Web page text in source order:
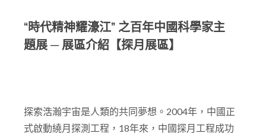
“時代精神耀濠江” 之百年中國科學家主
題展 ─ 展區介紹【探月展區】
探索浩瀚宇宙是人類的共同夢想。2004年，中國正
式啟動繞月探測工程，18年來，中國探月工程成功